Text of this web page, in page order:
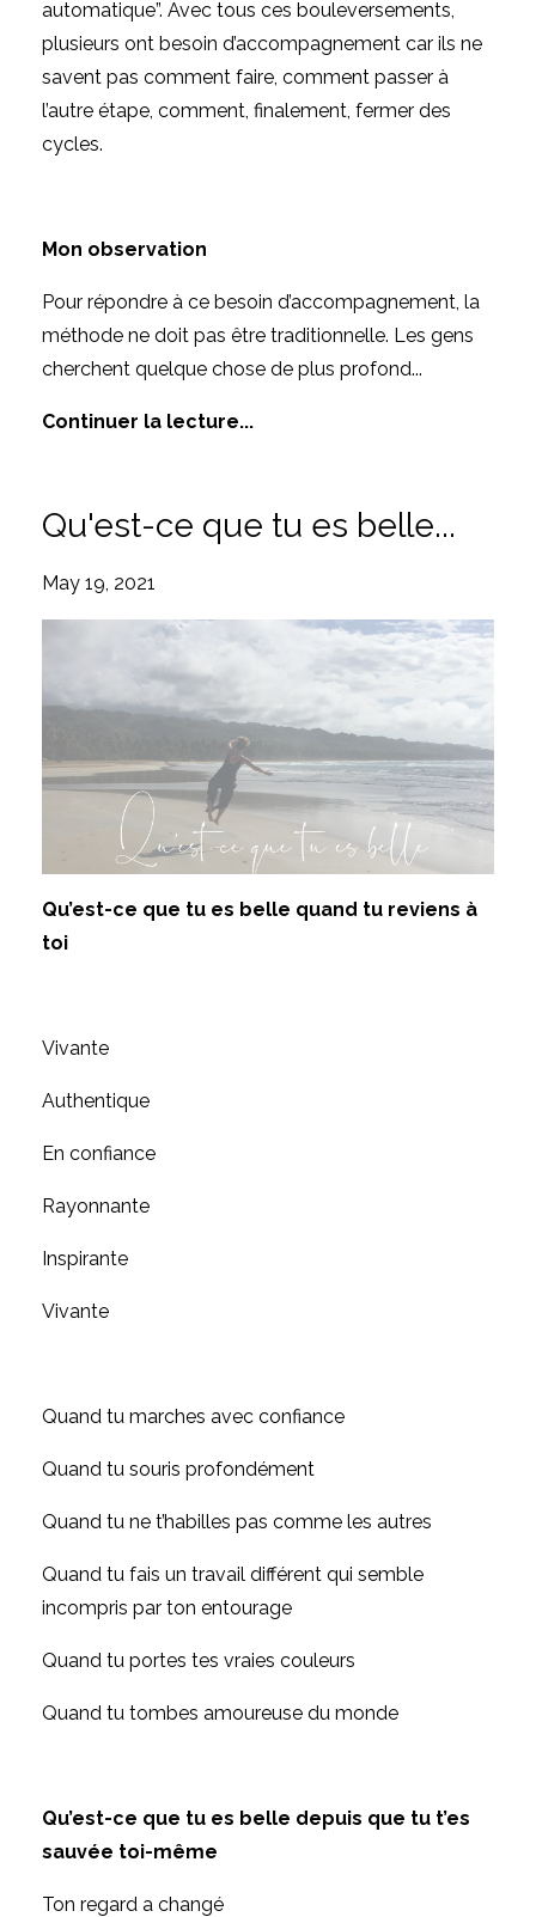
automatique”. Avec tous ces bouleversements,
plusieurs ont besoin d’accompagnement car ils ne
savent pas comment faire, comment passer à
l’autre étape, comment, finalement, fermer des
cycles.
Mon observation
Pour répondre à ce besoin d’accompagnement, la
méthode ne doit pas être traditionnelle. Les gens
cherchent quelque chose de plus profond...
Continuer la lecture...
Qu'est-ce que tu es belle...
May 19, 2021
Qu’est-ce que tu es belle quand tu reviens à
toi
Vivante
Authentique
En confiance
Rayonnante
Inspirante
Vivante
Quand tu marches avec confiance
Quand tu souris profondément
Quand tu ne t’habilles pas comme les autres
Quand tu fais un travail différent qui semble
incompris par ton entourage
Quand tu portes tes vraies couleurs
Quand tu tombes amoureuse du monde
Qu’est-ce que tu es belle depuis que tu t’es
sauvée toi-même
Ton regard a changé